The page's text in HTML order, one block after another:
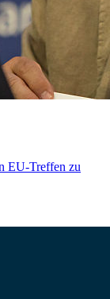
EU-Treffen zu